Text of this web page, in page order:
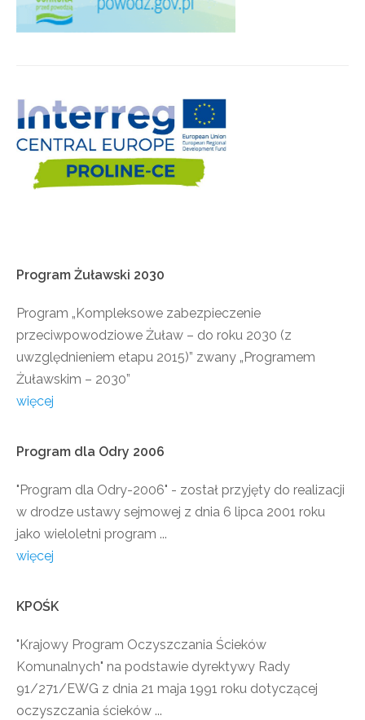
Program Żuławski 2030
Program „Kompleksowe zabezpieczenie
przeciwpowodziowe Żuław – do roku 2030 (z
uwzględnieniem etapu 2015)” zwany „Programem
Żuławskim – 2030”
więcej
Program dla Odry 2006
"Program dla Odry-2006" - został przyjęty do realizacji
w drodze ustawy sejmowej z dnia 6 lipca 2001 roku
jako wieloletni program ...
więcej
KPOŚK
"Krajowy Program Oczyszczania Ścieków
Komunalnych" na podstawie dyrektywy Rady
91/271/EWG z dnia 21 maja 1991 roku dotyczącej
oczyszczania ścieków ...